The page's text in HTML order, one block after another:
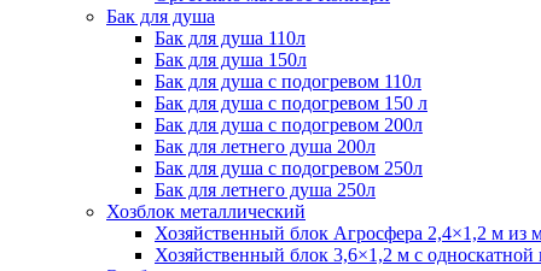
Бак для душа
Бак для душа 110л
Бак для душа 150л
Бак для душа с подогревом 110л
Бак для душа с подогревом 150 л
Бак для душа с подогревом 200л
Бак для летнего душа 200л
Бак для душа с подогревом 250л
Бак для летнего душа 250л
Хозблок металлический
Хозяйственный блок Агросфера 2,4×1,2 м из
Хозяйственный блок 3,6×1,2 м с